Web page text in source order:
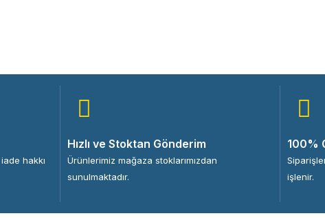
hakkı
Hızlı ve Stoktan Gönderim
Ürünlerimiz mağaza stoklarımızdan
sunulmaktadır.
100%
işlenir.